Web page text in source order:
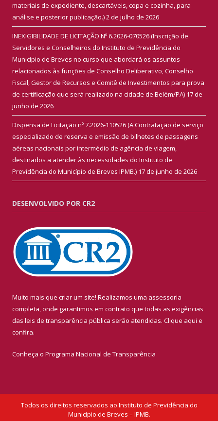
materiais de expediente, descartáveis, copa e cozinha, para
análise e posterior publicação.)2 de julho de 2026
INEXIGIBILIDADE DE LICITAÇÃO Nº 6.2026-070526 (Inscrição de
Servidores e Conselheiros do Instituto de Previdência do
Município de Breves no curso que abordará os assuntos
relacionados às funções de Conselho Deliberativo, Conselho
Fiscal, Gestor de Recursos e Comitê de Investimentos para prova
de certificação que será realizado na cidade de Belém/PA) 17 de
junho de 2026
Dispensa de Licitação nº 7.2026-110526 (A Contratação de serviço
especializado de reserva e emissão de bilhetes de passagens
aéreas nacionais por intermédio de agência de viagem,
destinados a atender às necessidades do Instituto de
Previdência do Município de Breves IPMB.) 17 de junho de 2026
DESENVOLVIDO POR CR2
Muito mais que criar um site! Realizamos uma assessoria
completa, onde garantimos em contrato que todas as exigências
das leis de transparência pública serão atendidas. Clique aqui e
confira.
Conheça o Programa Nacional de Transparência
Todos os direitos reservados ao Instituto de Previdência do
Município de Breves – IPMB.